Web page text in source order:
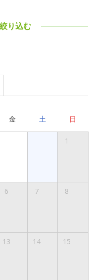
り込む
金 土 日
1
6 7 8
13 14 15